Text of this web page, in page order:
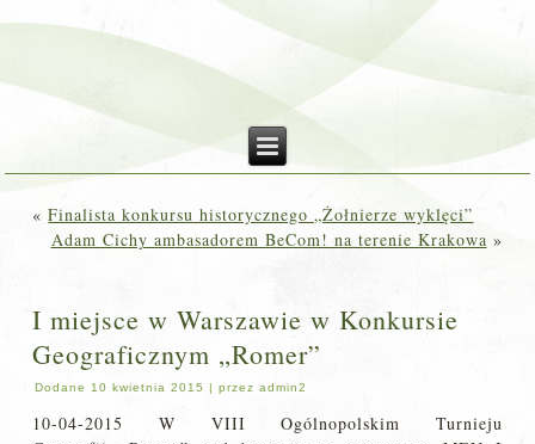
«Finalista konkursu historycznego „Żołnierze wyklęci”
Adam Cichy ambasadorem BeCom! na terenie Krakowa »
I miejsce w Warszawie w Konkursie
Geograficznym „Romer”
Dodane 10 kwietnia 2015 |przez admin2
10-04-2015 W VIII Ogólnopolskim Turnieju